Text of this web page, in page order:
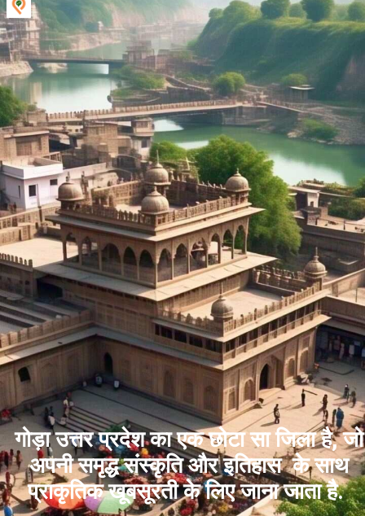
गोड़ा उत्तर प्रदेश का एक छोटा सा जिला है, जो
अपनी समृद्ध संस्कृति और इतिहास के साथ
प्राकृतिक खूबसूरती के लिए जाना जाता है.